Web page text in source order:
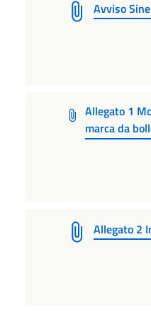
Avviso
Allegato 1
marca da
Allegato 2